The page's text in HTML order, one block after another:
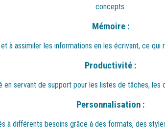
concepts.
Mémoire :
à assimiler les informations en les écrivant, ce
Productivité :
en servant de support pour les listes de tâches,
Personnalisation :
à différents besoins grâce à des formats, des